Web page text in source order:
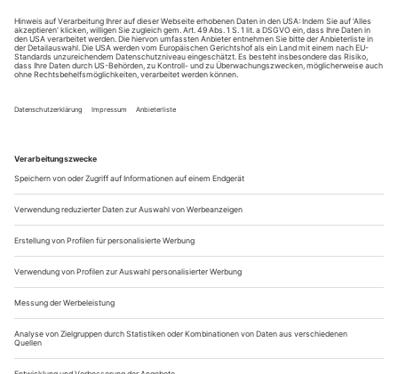
Im Berliner Quintus Verlag erschien kürzlich der
abschließende Band einer dreibändigen, von Deborah Vietor-
Engländer herausgegebenen Sinsheimer-Werkausgabe, der in
Ergänzung zur Autobiografie, einem Shylock-Buch und dem
«Benjamin wohin?» ausgewählte Briefe und Theaterkritiken
enthält.
Hermann Sinsheimer ist in...
«Können wir bitte mal aufhören und reden?»
Sivan Ben Yishais neues Stück «Wounds Are Forever» (der
Stückabdruck liegt diesem Heft bei) ist ein wilder Ritt durch die
Geschichte und zugleich ein Konzert verschiedener Stimmen. Ein
Gespräch über die politischen Implikationen ihres Schreibens
Eva Behrendt Die Protagonistin von «Wounds Are